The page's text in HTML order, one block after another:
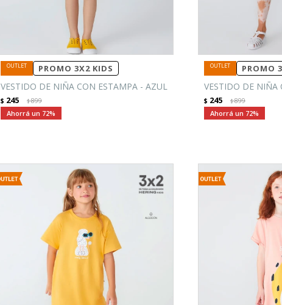
PROMO 3X2 KIDS
VESTIDO DE NIÑA CON ESTAMPA - AZUL
$ 245 $899
72
PROMO
VESTIDO DE NIÑA
$ 245 $899
72